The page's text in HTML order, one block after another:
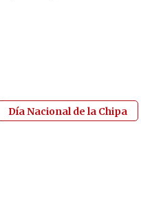
Día Nacional de la Chipa